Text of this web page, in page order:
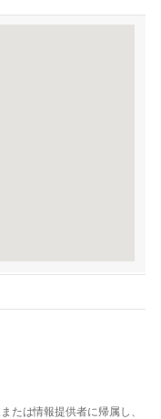
たは情報提供者に帰属し、